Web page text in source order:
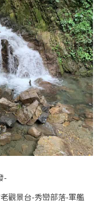
-
觀景台-秀巒部落-軍艦